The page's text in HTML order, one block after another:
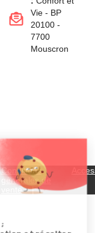
Vie - BP
20100 -
7700
Mouscron
Conditions
générales de
vente